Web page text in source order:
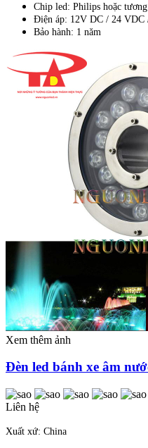
Chip led: Philips hoặc
Điện áp: 12V DC / 24 VDC
Bảo hành: 1 năm
Xem thêm ảnh
Đèn led bánh xe âm
Liên hệ
Xuất xứ: China